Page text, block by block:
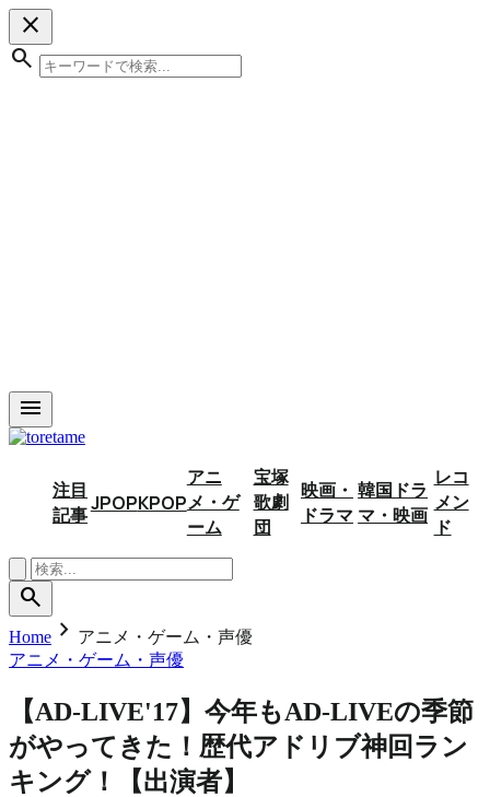
close
search
menu
注目
記事JPOPKPOP
アニ
メ・ゲ
ーム
宝塚
歌劇
団
映画・
ドラマ
韓国ドラ
マ・映画
レコ
メン
ド
search
Home chevron_right アニメ・ゲーム・声優
アニメ・ゲーム・声優
【AD-LIVE'17】今年もAD-LIVEの季節
がやってきた！歴代アドリブ神回ラン
キング！【出演者】